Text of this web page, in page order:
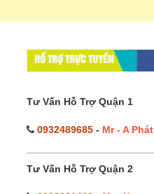
HỔ TRỢ TRỰC TUYẾN
Tư Vấn Hỗ Trợ Quận 1
0932489685 - Mr - A Phát
Tư Vấn Hỗ Trợ Quận 2